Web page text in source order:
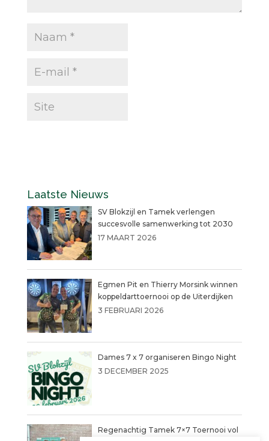
Laatste Nieuws
SV Blokzijl en Tamek verlengen
succesvolle samenwerking tot 2030
17 MAART 2026
Egmen Pit en Thierry Morsink winnen
koppeldarttoernooi op de Uiterdijken
3 FEBRUARI 2026
Dames 7 x 7 organiseren Bingo Night
3 DECEMBER 2025
Regenachtig Tamek 7×7 Toernooi vol